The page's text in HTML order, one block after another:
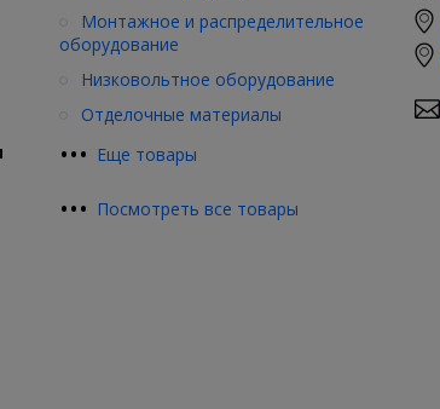
••• Еще товары
Монтажное и распределительное
оборудование
Низковольтное оборудование
Отделочные материалы
••• Посмотреть все товары